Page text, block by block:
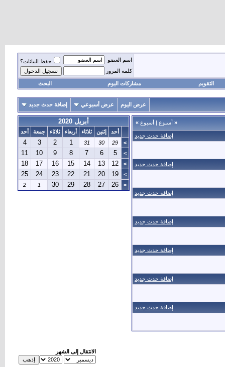
اسم العضو
حفظ البيانات؟
كلمة المرور
التقويم مشاركات اليوم البحث
عرض اليوم عرض أسبوعي إضافة حدث جديد
« أسبوع | أسبوع »
إضافة حدث جديد
إضافة حدث جديد
إضافة حدث جديد
إضافة حدث جديد
إضافة حدث جديد
إضافة حدث جديد
إضافة حدث جديد
أبريل 2020
أحد إثنين ثلاثاء أربعاء ثلاثاء جمعة
أحد
>
29
30
31
1
2
3
4
>
5
6
7
8
9
10
11
>
12
13
14
15
16
17
18
>
19
20
21
22
23
24
25
>
26
27
28
29
30
1
2
الانتقال إلى الشهر